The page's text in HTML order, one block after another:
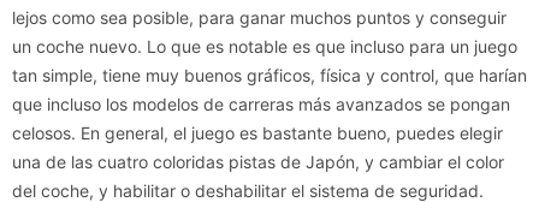
lejos como sea posible, para ganar muchos puntos y conseguir
un coche nuevo. Lo que es notable es que incluso para un juego
tan simple, tiene muy buenos gráficos, física y control, que harían
que incluso los modelos de carreras más avanzados se pongan
celosos. En general, el juego es bastante bueno, puedes elegir
una de las cuatro coloridas pistas de Japón, y cambiar el color
del coche, y habilitar o deshabilitar el sistema de seguridad.